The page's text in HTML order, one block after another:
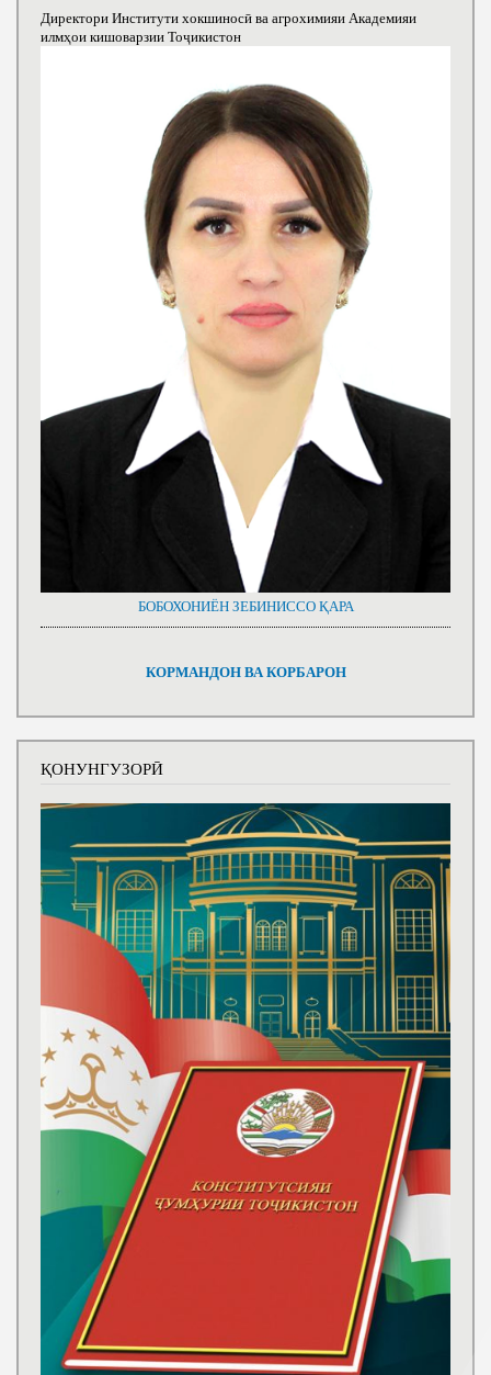
Директори Институти хокшиносӣ ва агрохимияи Академияи
илмҳои кишоварзии Тоҷикистон
БОБОХОНИЁН ЗЕБИНИССО ҚАРА
КОРМАНДОН ВА КОРБАРОН
ҚОНУНГУЗОРӢ